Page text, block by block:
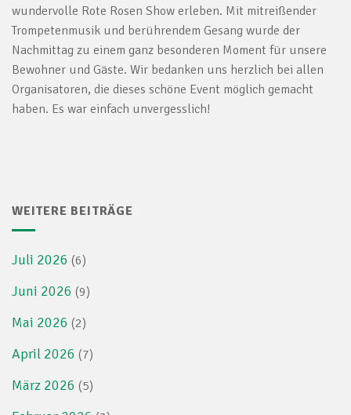
wundervolle Rote Rosen Show erleben. Mit mitreißender
Trompetenmusik und berührendem Gesang wurde der
Nachmittag zu einem ganz besonderen Moment für unsere
Bewohner und Gäste. Wir bedanken uns herzlich bei allen
Organisatoren, die dieses schöne Event möglich gemacht
haben. Es war einfach unvergesslich!
WEITERE BEITRÄGE
Juli 2026 (6)
Juni 2026 (9)
Mai 2026 (2)
April 2026 (7)
März 2026 (5)